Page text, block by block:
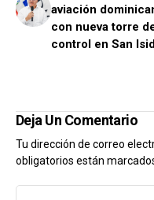
aviación
con nueva torre
control en San
Deja Un Comentario
Tu dirección de correo
obligatorios están